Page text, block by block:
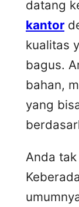
datang
kantor
kualitas
bagus.
bahan,
yang
Anda